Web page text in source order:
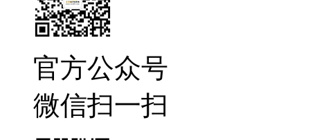
官方公众号
微信扫一扫